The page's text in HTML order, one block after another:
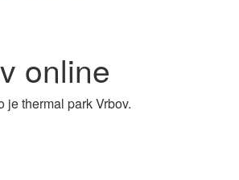
online
thermal park Vrbov.